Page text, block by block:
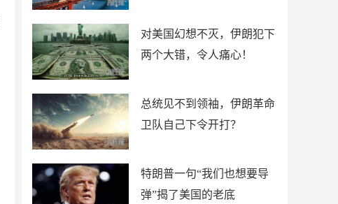
对美国幻想不灭，伊朗犯下
两个大错，令人痛心！
总统见不到领袖，伊朗革命
卫队自己下令开打？
特朗普一句“我们也想要导
弹”揭了美国的老底